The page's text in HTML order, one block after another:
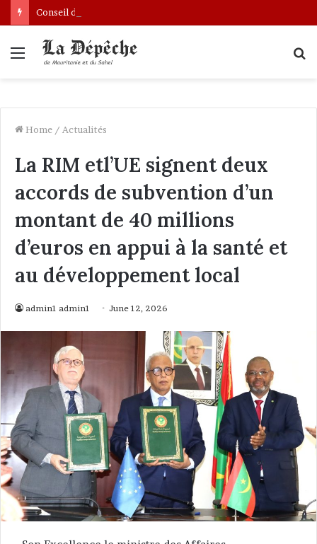
Menu
Home / Actualités
La RIM etl’UE signent deux
accords de subvention d’un
montant de 40 millions
d’euros en appui à la santé et
au développement local
admin1 admin1 June 12, 2026